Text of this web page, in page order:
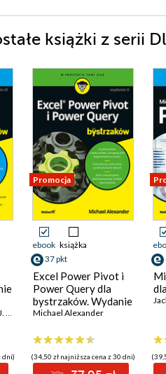
książki z serii
,Dean J. Kynaston
dni)
Promocja
ebook książka
37 pkt
Excel Power Pivot i
Power Query dla
bystrzaków. Wydanie
II
Michael Alexander
(34,50 zł najniższa cena z 30 dni)